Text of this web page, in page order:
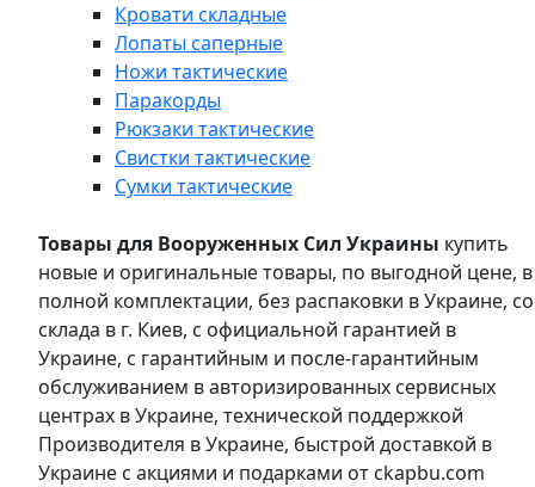
Кровати складные
Лопаты саперные
Ножи тактические
Паракорды
Рюкзаки тактические
Свистки тактические
Сумки тактические
Товары для Вооруженных Сил Украины купить
новые и оригинальные товары, по выгодной цене, в
полной комплектации, без распаковки в Украине, со
склада в г. Киев, с официальной гарантией в
Украине, с гарантийным и после-гарантийным
обслуживанием в авторизированных сервисных
центрах в Украине, технической поддержкой
Производителя в Украине, быстрой доставкой в
Украине с акциями и подарками от ckapbu.com